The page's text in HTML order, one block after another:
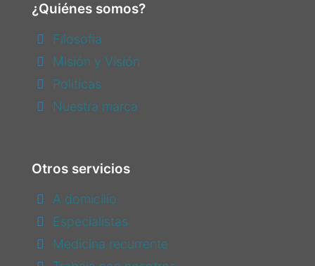
¿Quiénes somos?
Filosofia
Misión y Visión
Politicas
Nuestra marca
Otros servicios
A domicilio
Especialistas
Medicina recurrente